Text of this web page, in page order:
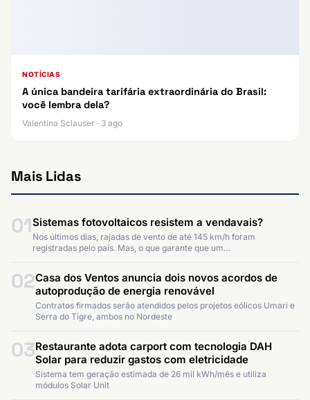
NOTÍCIAS
A única bandeira tarifária extraordinária do Brasil:
você lembra dela?
Valentina Sclauser · 3 ago
Mais Lidas
01Sistemas fotovoltaicos resistem a vendavais?
Nos últimos dias, rajadas de vento de até 145 km/h foram
registradas pelo país. Mas, o que garante que um…
02Casa dos Ventos anuncia dois novos acordos de
autoprodução de energia renovável
Contratos firmados serão atendidos pelos projetos eólicos Umari e
Serra do Tigre, ambos no Nordeste
03Restaurante adota carport com tecnologia DAH
Solar para reduzir gastos com eletricidade
Sistema tem geração estimada de 26 mil kWh/mês e utiliza
módulos Solar Unit